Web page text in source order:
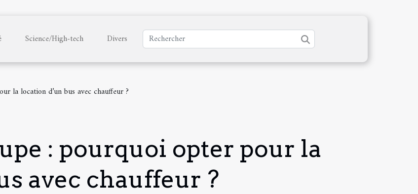
Science/High-tech Divers
la location d’un bus avec chauffeur ?
: pourquoi opter pour la
avec chauffeur ?